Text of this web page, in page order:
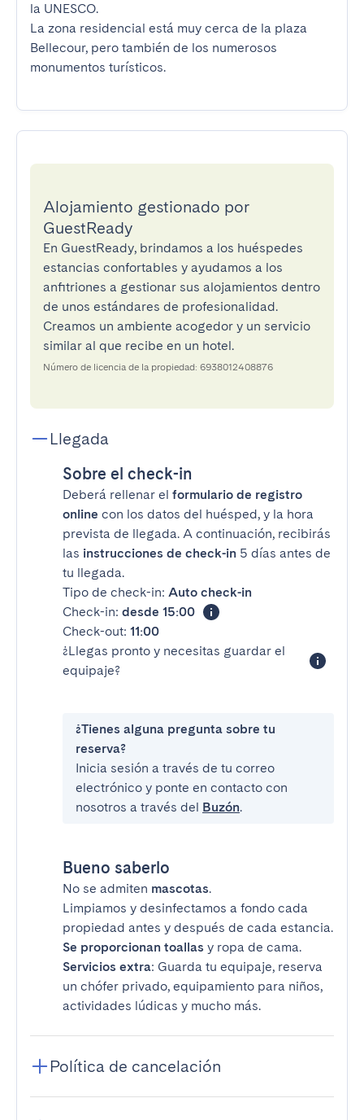
la UNESCO.
La zona residencial está muy cerca de la plaza
Bellecour, pero también de los numerosos
monumentos turísticos.
Alojamiento gestionado por
GuestReady
En GuestReady, brindamos a los huéspedes
estancias confortables y ayudamos a los
anfitriones a gestionar sus alojamientos dentro
de unos estándares de profesionalidad.
Creamos un ambiente acogedor y un servicio
similar al que recibe en un hotel.
Número de licencia de la propiedad: 6938012408876
Llegada
Sobre el check-in
Deberá rellenar el formulario de registro
online con los datos del huésped, y la hora
prevista de llegada. A continuación, recibirás
las instrucciones de check-in 5 días antes de
tu llegada.
Tipo de check-in: Auto check-in
Check-in: desde 15:00
Check-out: 11:00
¿Llegas pronto y necesitas guardar el
equipaje?
¿Tienes alguna pregunta sobre tu
reserva?
Inicia sesión a través de tu correo
electrónico y ponte en contacto con
nosotros a través del Buzón.
Bueno saberlo
No se admiten mascotas.
Limpiamos y desinfectamos a fondo cada
propiedad antes y después de cada estancia.
Se proporcionan toallas y ropa de cama.
Servicios extra: Guarda tu equipaje, reserva
un chófer privado, equipamiento para niños,
actividades lúdicas y mucho más.
Política de cancelación